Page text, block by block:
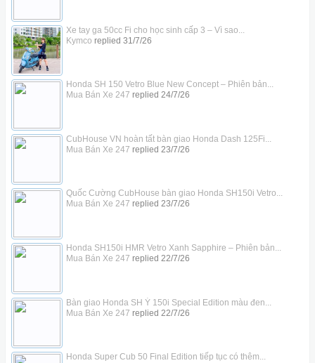
Xe tay ga 50cc Fi cho học sinh cấp 3 – Vì sao...
Kymco replied 31/7/26
Honda SH 150 Vetro Blue New Concept – Phiên bản...
Mua Bán Xe 247 replied 24/7/26
CubHouse VN hoàn tất bàn giao Honda Dash 125Fi...
Mua Bán Xe 247 replied 23/7/26
Quốc Cường CubHouse bàn giao Honda SH150i Vetro...
Mua Bán Xe 247 replied 23/7/26
Honda SH150i HMR Vetro Xanh Sapphire – Phiên bản...
Mua Bán Xe 247 replied 22/7/26
Bàn giao Honda SH Ý 150i Special Edition màu đen...
Mua Bán Xe 247 replied 22/7/26
Honda Super Cub 50 Final Edition tiếp tục có thêm...